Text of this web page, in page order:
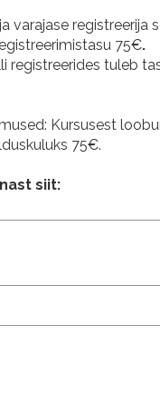
varajase
75€.
registreerides tuleb
Kursusest
75€.
siit: